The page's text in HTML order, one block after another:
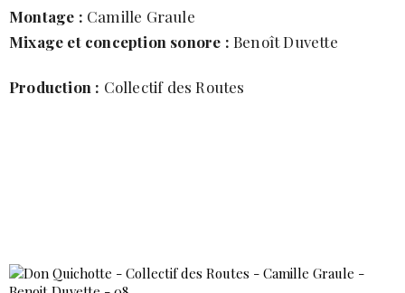
Montage : Camille Graule
Mixage et conception sonore : Benoît Duvette
Production : Collectif des Routes